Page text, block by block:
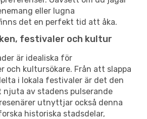
eller lugna
det en perfekt tid att åka.
festivaler och kultur
är idealiska för
kultursökare. Från att slappa
i lokala festivaler är det den
av stadens pulserande
utnyttjar också denna
historiska stadsdelar,